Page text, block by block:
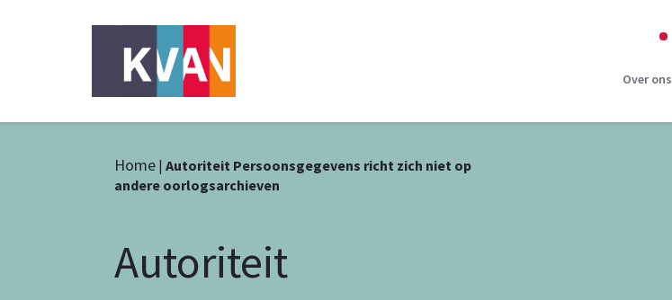
Over ons
Home | Autoriteit Persoonsgegevens richt zich niet op
andere oorlogsarchieven
Autoriteit